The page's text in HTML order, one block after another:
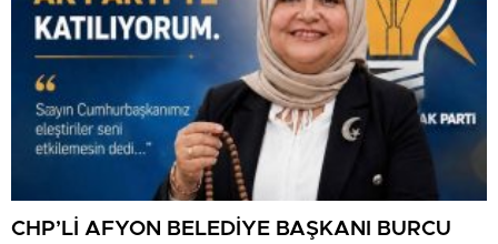
CHP’Lİ AFYON BELEDİYE BAŞKANI BURCU